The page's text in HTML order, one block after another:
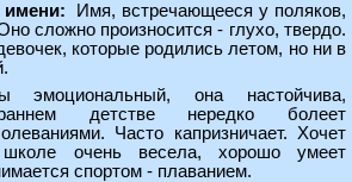
имени:
Имя, встречающееся у поляков,
сложно произносится - глухо, твердо.
которые родились летом, но ни в
эмоциональный, она настойчива,
детстве нередко болеет
Часто капризничает. Хочет
очень весела, хорошо умеет
спортом - плаванием.